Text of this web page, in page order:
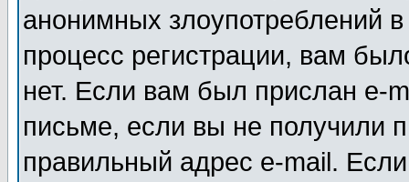
анонимных злоупотреблений
процесс регистрации, вам
нет. Если вам был прислан e-
письме, если вы не получили
правильный адрес e-mail.